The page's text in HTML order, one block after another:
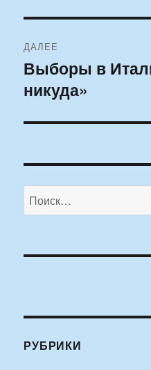
ДАЛЕЕ
Следующая
запись:
Выборы в
никуда»
Искать:
РУБРИКИ